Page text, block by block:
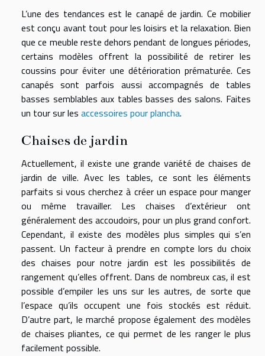
L’une des tendances est le canapé de jardin. Ce mobilier
est conçu avant tout pour les loisirs et la relaxation. Bien
que ce meuble reste dehors pendant de longues périodes,
certains modèles offrent la possibilité de retirer les
coussins pour éviter une détérioration prématurée. Ces
canapés sont parfois aussi accompagnés de tables
basses semblables aux tables basses des salons. Faites
un tour sur les accessoires pour plancha.
Chaises de jardin
Actuellement, il existe une grande variété de chaises de
jardin de ville. Avec les tables, ce sont les éléments
parfaits si vous cherchez à créer un espace pour manger
ou même travailler. Les chaises d’extérieur ont
généralement des accoudoirs, pour un plus grand confort.
Cependant, il existe des modèles plus simples qui s’en
passent. Un facteur à prendre en compte lors du choix
des chaises pour notre jardin est les possibilités de
rangement qu’elles offrent. Dans de nombreux cas, il est
possible d’empiler les uns sur les autres, de sorte que
l’espace qu’ils occupent une fois stockés est réduit.
D’autre part, le marché propose également des modèles
de chaises pliantes, ce qui permet de les ranger le plus
facilement possible.